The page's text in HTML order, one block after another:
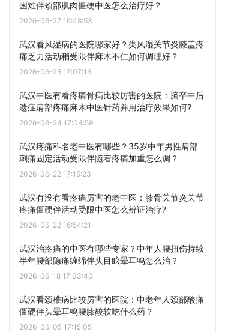
困难伴颈部肌肉僵硬中医怎么治疗好？
2026-06-27 16:48:53
武汉看风湿病的医院哪家好？类风湿关节炎膝盖疼
痛乏力活动稍受限伴麻木不仁如何调理好？
2026-06-25 17:07:16
武汉中医有看疼痛骨病比较厉害的医院：脑卒中后
遗症肩部疼痛麻木中医针药并用治疗效果如何?
2026-06-24 17:04:59
武汉疼痛科名老中医有哪些？35岁中年男性肩部
刺痛固定活动受限伴随着疼痛加重怎么调？
2026-06-22 17:15:23
武汉有没有看疼痛厉害的老中医：膝骨关节炎关节
疼痛僵硬伴活动受限中医怎么辨证治疗?
2026-06-22 16:54:21
武汉治疼痛的中医有哪些专家？中年人腰扭伤持续
半年腰部隐痛缠绵伴头目眩晕耳鸣怎么治？
2026-06-18 17:03:40
武汉看颈椎病比较厉害的医院：中老年人颈部酸痛
僵硬伴头晕耳鸣腰膝酸软吃什么药？
2026-06-05 17:15:05